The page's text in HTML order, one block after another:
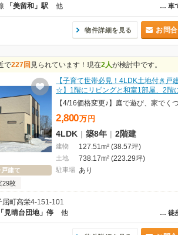
… 車
「美留和」駅 他
物件詳細を見る お問
で227回 見られています！現在2人が検討中です。
戸建て
29枚
【子育て世帯必見！4LDK土地付き戸
☆】1階にリビングと和室1部屋、2階
2,800万 円
4LDK | 築8年 | 2階建
建物 127.51m² (38.57坪)
土地 738.17m² (223.29坪)
駐車場 あり
屈町高栄4-151-101
… 徒
「見晴台団地」停 他